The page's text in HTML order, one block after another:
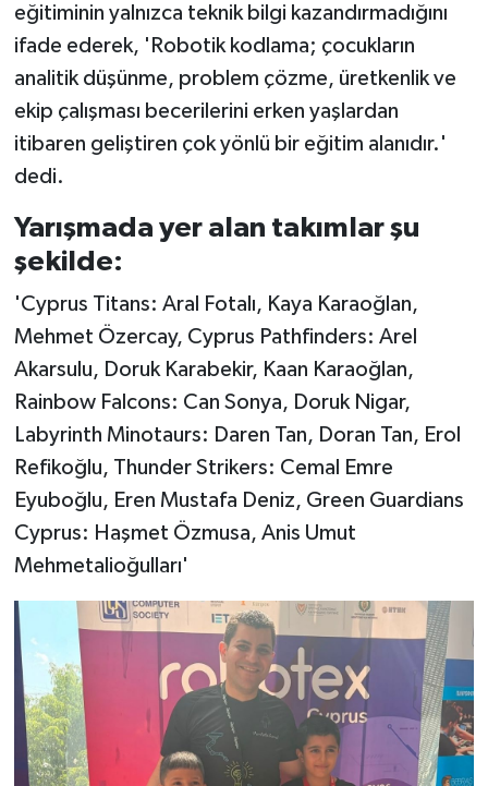
eğitiminin yalnızca teknik bilgi kazandırmadığını
ifade ederek, 'Robotik kodlama; çocukların
analitik düşünme, problem çözme, üretkenlik ve
ekip çalışması becerilerini erken yaşlardan
itibaren geliştiren çok yönlü bir eğitim alanıdır.'
dedi.
Yarışmada yer alan takımlar şu
şekilde:
'Cyprus Titans: Aral Fotalı, Kaya Karaoğlan,
Mehmet Özercay, Cyprus Pathfinders: Arel
Akarsulu, Doruk Karabekir, Kaan Karaoğlan,
Rainbow Falcons: Can Sonya, Doruk Nigar,
Labyrinth Minotaurs: Daren Tan, Doran Tan, Erol
Refikoğlu, Thunder Strikers: Cemal Emre
Eyuboğlu, Eren Mustafa Deniz, Green Guardians
Cyprus: Haşmet Özmusa, Anis Umut
Mehmetalioğulları'